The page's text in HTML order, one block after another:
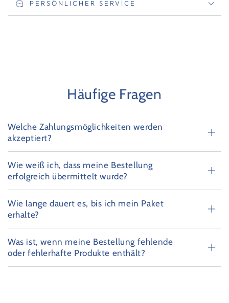
PERSÖNLICHER SERVICE
Häufige Fragen
Welche Zahlungsmöglichkeiten werden
akzeptiert?
Wie weiß ich, dass meine Bestellung
erfolgreich übermittelt wurde?
Wie lange dauert es, bis ich mein Paket
erhalte?
Was ist, wenn meine Bestellung fehlende
oder fehlerhafte Produkte enthält?